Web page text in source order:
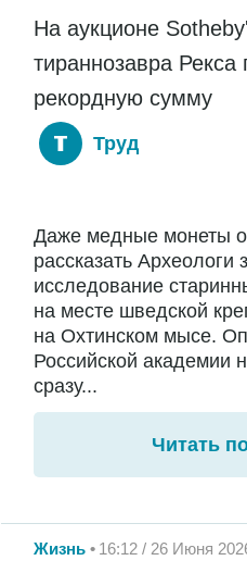
На аукционе
тираннозавра Рекса
рекордную сумму
Труд
Даже медные монеты о
рассказать Археологи
исследование
на месте шведской
на Охтинском мысе.
Российской академии
сразу...
Читать
Жизнь 16:12 / 26 Июня